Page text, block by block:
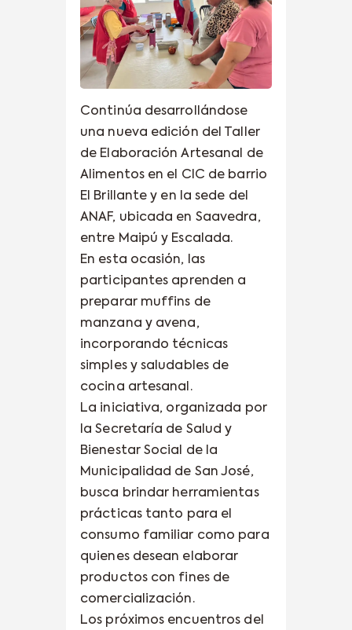
Continúa desarrollándose
una nueva edición del Taller
de Elaboración Artesanal de
Alimentos en el CIC de barrio
El Brillante y en la sede del
ANAF, ubicada en Saavedra,
entre Maipú y Escalada.
En esta ocasión, las
participantes aprenden a
preparar muffins de
manzana y avena,
incorporando técnicas
simples y saludables de
cocina artesanal.
La iniciativa, organizada por
la Secretaría de Salud y
Bienestar Social de la
Municipalidad de San José,
busca brindar herramientas
prácticas tanto para el
consumo familiar como para
quienes desean elaborar
productos con fines de
comercialización.
Los próximos encuentros del